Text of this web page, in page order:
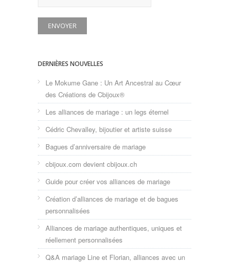
DERNIÈRES NOUVELLES
Le Mokume Gane : Un Art Ancestral au Cœur
des Créations de Cbijoux®
Les alliances de mariage : un legs éternel
Cédric Chevalley, bijoutier et artiste suisse
Bagues d’anniversaire de mariage
cbijoux.com devient cbijoux.ch
Guide pour créer vos alliances de mariage
Création d’alliances de mariage et de bagues
personnalisées
Alliances de mariage authentiques, uniques et
réellement personnalisées
Q&A mariage Line et Florian, alliances avec un